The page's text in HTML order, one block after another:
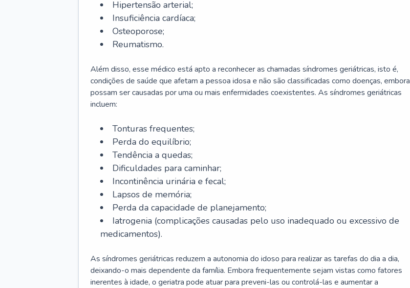
Hipertensão arterial;
Insuficiência cardíaca;
Osteoporose;
Reumatismo.
Além disso, esse médico está apto a reconhecer as chamadas síndromes geriátricas, isto é,
condições de saúde que afetam a pessoa idosa e não são classificadas como doenças, embora
possam ser causadas por uma ou mais enfermidades coexistentes. As síndromes geriátricas
incluem:
Tonturas frequentes;
Perda do equilíbrio;
Tendência a quedas;
Dificuldades para caminhar;
Incontinência urinária e fecal;
Lapsos de memória;
Perda da capacidade de planejamento;
Iatrogenia (complicações causadas pelo uso inadequado ou excessivo de
medicamentos).
As síndromes geriátricas reduzem a autonomia do idoso para realizar as tarefas do dia a dia,
deixando-o mais dependente da família. Embora frequentemente sejam vistas como fatores
inerentes à idade, o geriatra pode atuar para preveni-las ou controlá-las e aumentar a